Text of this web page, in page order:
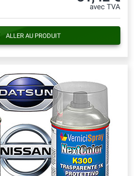
avec TVA
ALLER AU PRODUIT